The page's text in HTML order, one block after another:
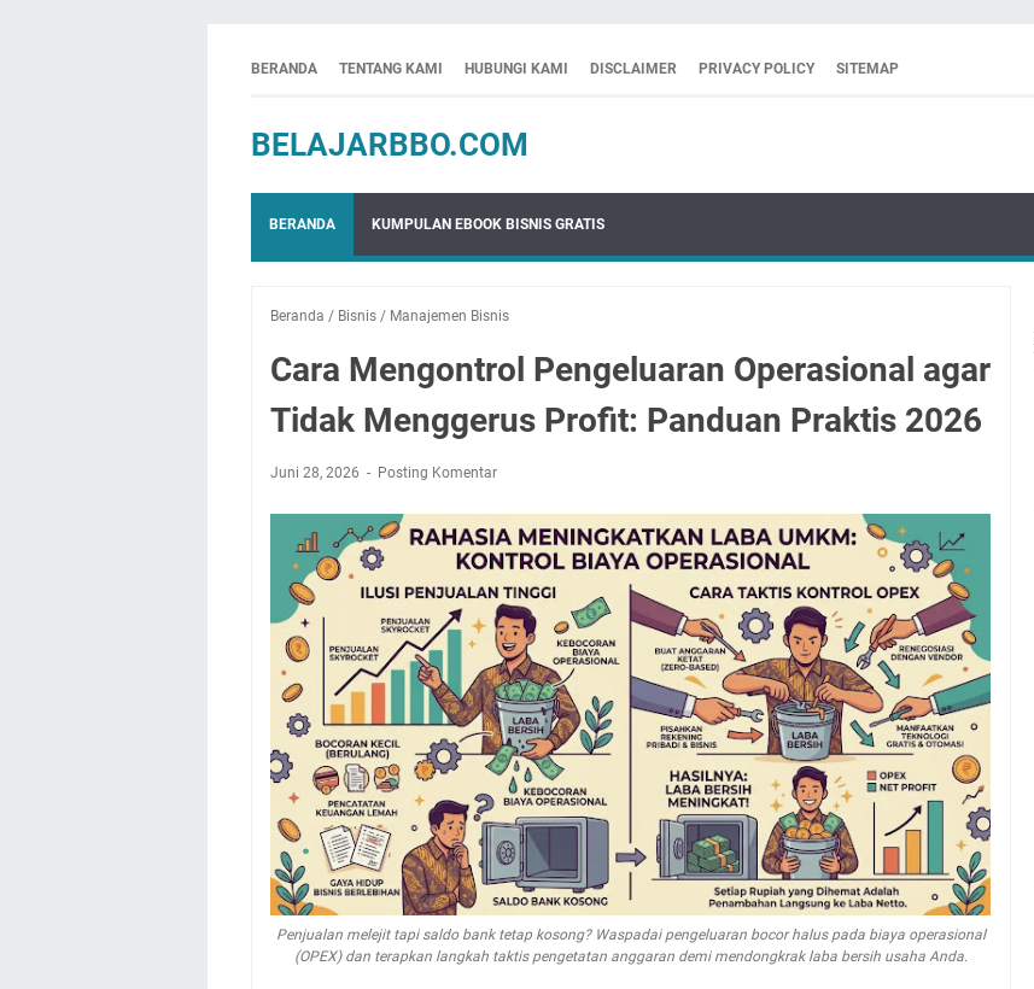
BERANDA TENTANG KAMI HUBUNGI KAMI DISCLAIMER PRIVACY POLICY SITEMAP
BELAJARBBO.COM
BERANDA KUMPULAN EBOOK BISNIS GRATIS
Beranda / Bisnis / Manajemen Bisnis
Cara Mengontrol Pengeluaran Operasional agar
Tidak Menggerus Profit: Panduan Praktis 2026
Juni 28, 2026 Posting Komentar
Penjualan melejit tapi saldo bank tetap kosong? Waspadai pengeluaran bocor halus pada biaya operasional
(OPEX) dan terapkan langkah taktis pengetatan anggaran demi mendongkrak laba bersih usaha Anda.